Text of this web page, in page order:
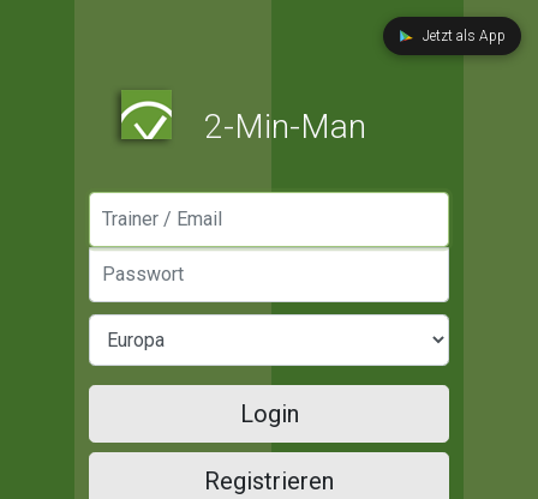
Jetzt als App
2-Min-Man
Login
Registrieren